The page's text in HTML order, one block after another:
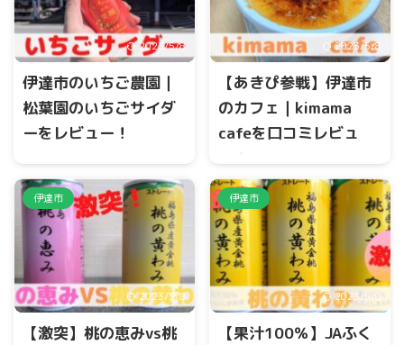
霊山山戸田地区に、いちご農
園『松葉園』があります。 期
間限定で、贅沢いちごパフェ
を食べることができます。 今
回は、贅沢いちごパフェに迫
っていきます。 松葉園のHP
2023/5/8
伊達市のいちご農園｜
松葉園のいちごサイダ
ーをレビュー！
は、ご当地の商品で『いちご
サイダー』が販売されていま
す。 開封するといちごの香り
が漂います。 今回は、松葉園
のいちごサイダーに迫って行
きます。
2023/5/8
【あきぴ参戦】伊達市
のカフェ｜kimama
cafeを口コミレビュ
保原にあるkimama cafeさん
で、スウィーツセットをいた
だいてきました。パルミジャ
ーノの恋とカフェオレです。
パルミジャーノ恋って何だろ
う？と思ったらふわっふわの
チーズシフォンでした
#伊達
市 #保原町 #cafe #sweets #
カフェ巡り #ふくしま情報発信
伊達市
2023/5/8
【激突】桃の恵みvs桃
伊達市
2023/5/8
【果汁100％】JAふく